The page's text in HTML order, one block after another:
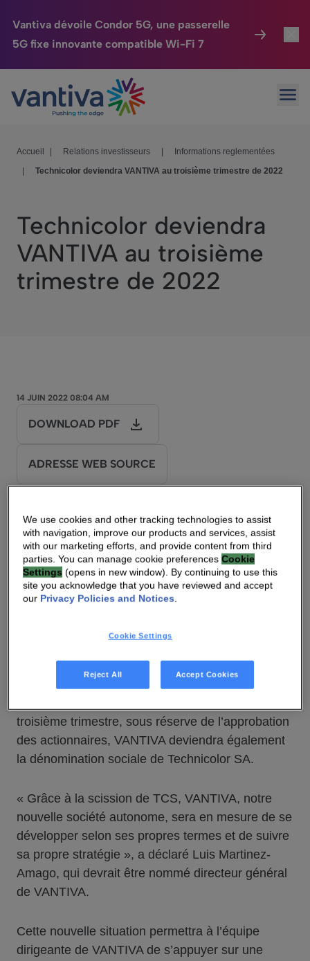
Vantiva dévoile Condor 5G, une passerelle
5G fixe innovante compatible Wi-Fi 7
Passer au contenu principal
Maison Connectée
HomeSight
Entreprise
Relations Investisseurs
Accueil Relations investisseurs
Informations reglementées
Technicolor deviendra VANTIVA au troisième trimestre de 2022
Technicolor deviendra
VANTIVA au troisième
trimestre de 2022
14 JUIN 2022 08:04 AM
DOWNLOAD PDF
ADRESSE WEB SOURCE
Technicolor deviendra VANTIVA au troisième
trimestre de 2022
PARIS, 14 juin 2022 – Technicolor SA (Euronext
Paris : TCH ; OTCQX : TCLRY) annonce
24 février 2022
. La nouvelle marque regroupera
Connected Home (activités de maison connectée)
troisième trimestre, sous réserve de l’approbation
des actionnaires, VANTIVA deviendra également
la dénomination sociale de Technicolor SA.
« Grâce à la scission de TCS, VANTIVA, notre
nouvelle société autonome, sera en mesure de se
développer selon ses propres termes et de suivre
sa propre stratégie », a déclaré Luis Martinez-
Amago, qui devrait être nommé directeur général
de VANTIVA.
Cette nouvelle situation permettra à l’équipe
dirigeante de VANTIVA de s’appuyer sur une
We use cookies and other tracking technologies to assist
with navigation, improve our products and services, assist
with our marketing efforts, and provide content from third
parties. You can manage cookie preferencesCookie
Settings (opens in new window). By continuing to use this
site you acknowledge that you have reviewed and accept
our Privacy Policies and Notices.
Cookie Settings
Reject All Accept Cookies